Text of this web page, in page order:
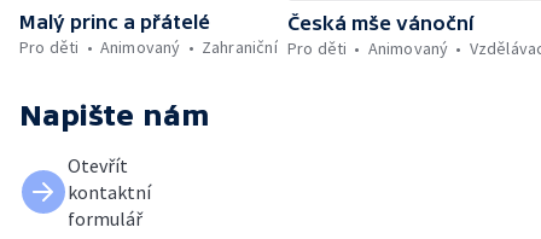
Malý princ a přátelé
Pro děti
Animovaný Zahraniční
Česká mše vánoční
Pro děti
Animovaný
Napište nám
Otevřít
kontaktní
formulář